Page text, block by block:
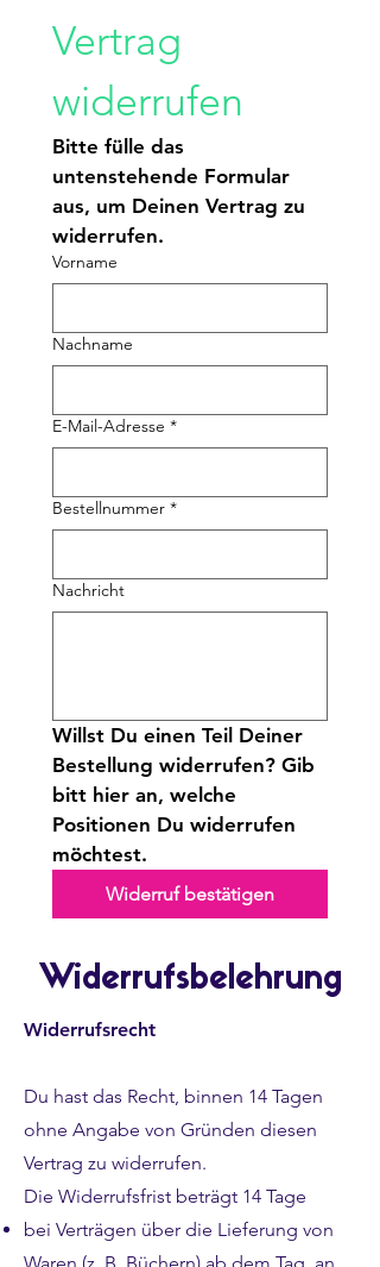
Vertrag
widerrufen
Bitte fülle das
untenstehende Formular
aus, um Deinen Vertrag zu
widerrufen.
Vorname
Nachname
E-Mail-Adresse *
Bestellnummer *
Nachricht
Willst Du einen Teil Deiner
Bestellung widerrufen? Gib
bitt hier an, welche
Positionen Du widerrufen
möchtest.
Widerruf bestätigen
Widerrufsbelehrung
Widerrufsrecht
Du hast das Recht, binnen 14 Tagen
ohne Angabe von Gründen diesen
Vertrag zu widerrufen.
Die Widerrufsfrist beträgt 14 Tage
bei Verträgen über die Lieferung von